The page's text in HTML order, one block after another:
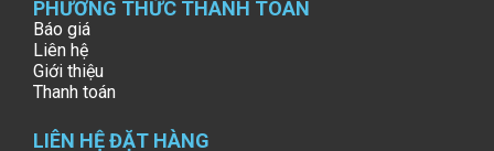
PHƯƠNG THỨC THANH TOÁN
Báo giá
Liên hệ
Giới thiệu
Thanh toán
LIÊN HỆ ĐẶT HÀNG